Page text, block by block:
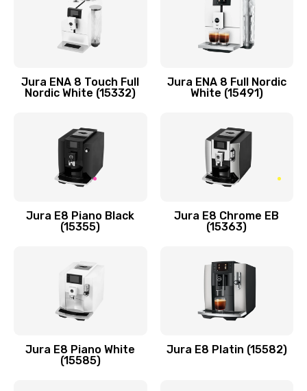
Jura ENA 8 Touch Full
Nordic White (15332)
Jura ENA 8 Full Nordic
White (15491)
Jura E8 Piano Black
(15355)
Jura E8 Chrome EB
(15363)
Jura E8 Piano White
(15585)
Jura E8 Platin (15582)